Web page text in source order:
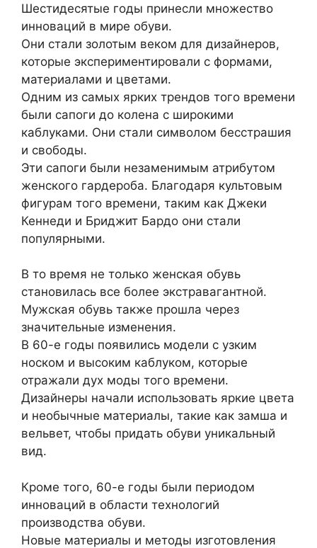
Шестидесятые годы принесли множество
инноваций в мире обуви.
Они стали золотым веком для дизайнеров,
которые экспериментировали с формами,
материалами и цветами.
Одним из самых ярких трендов того времени
были сапоги до колена с широкими
каблуками. Они стали символом бесстрашия
и свободы.
Эти сапоги были незаменимым атрибутом
женского гардероба. Благодаря культовым
фигурам того времени, таким как Джеки
Кеннеди и Бриджит Бардо они стали
популярными.
В то время не только женская обувь
становилась все более экстравагантной.
Мужская обувь также прошла через
значительные изменения.
В 60-е годы появились модели с узким
носком и высоким каблуком, которые
отражали дух моды того времени.
Дизайнеры начали использовать яркие цвета
и необычные материалы, такие как замша и
вельвет, чтобы придать обуви уникальный
вид.
Кроме того, 60-е годы были периодом
инноваций в области технологий
производства обуви.
Новые материалы и методы изготовления